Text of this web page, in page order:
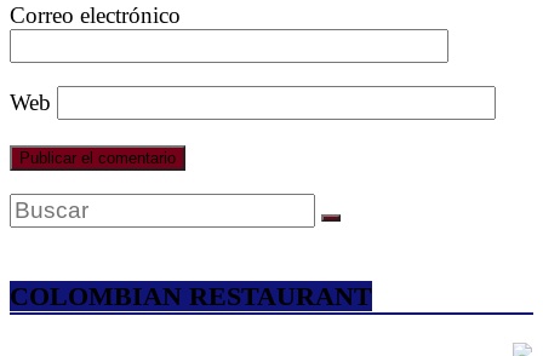
Correo electrónico
Web
COLOMBIAN RESTAURANT